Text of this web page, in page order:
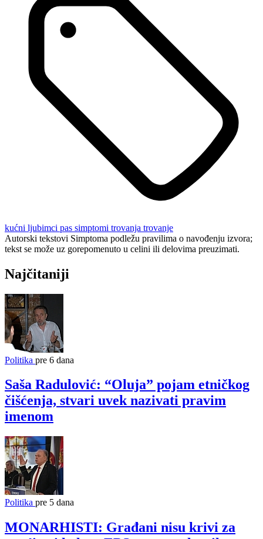
kućni ljubimci pas simptomi trovanja trovanje
Autorski tekstovi Simptoma podležu pravilima o navođenju izvora;
tekst se može uz gorepomenuto u celini ili delovima preuzimati.
Najčitaniji
Politika pre 6 dana
Saša Radulović: “Oluja” pojam etničkog
čišćenja, stvari uvek nazivati pravim
imenom
Politika pre 5 dana
MONARHISTI: Građani nisu krivi za